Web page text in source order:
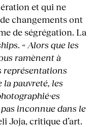
et qui ne
changements ont
de ségrégation. La
. « Alors que les
ramènent à
représentations
la pauvreté, les
inconnue dans le
Joja, critique d’art.